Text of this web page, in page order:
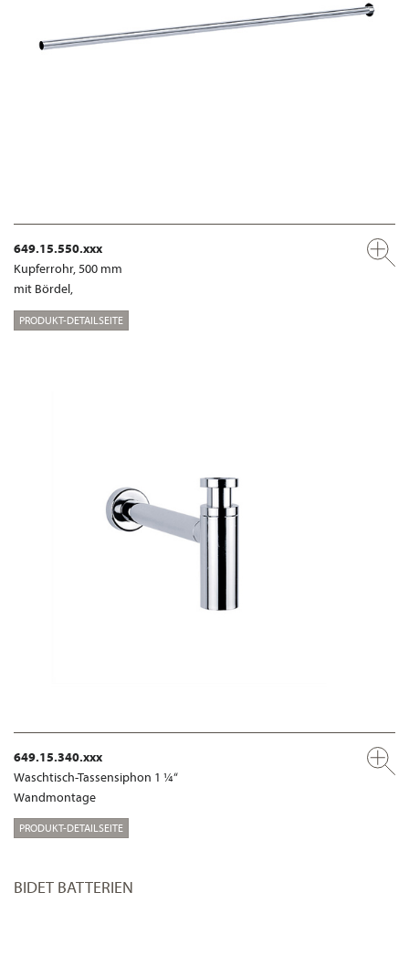
649.15.550.xxx
Kupferrohr, 500 mm
mit Bördel,
PRODUKT-DETAILSEITE
649.15.340.xxx
Waschtisch-Tassensiphon 1 ¼“
Wandmontage
PRODUKT-DETAILSEITE
BIDET BATTERIEN